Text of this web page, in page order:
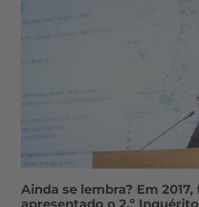
Ainda se lembra? Em 2017,